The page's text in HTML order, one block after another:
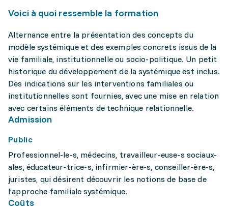
Voici à quoi ressemble la formation
Alternance entre la présentation des concepts du
modèle systémique et des exemples concrets issus de la
vie familiale, institutionnelle ou socio-politique. Un petit
historique du développement de la systémique est inclus.
Des indications sur les interventions familiales ou
institutionnelles sont fournies, avec une mise en relation
avec certains éléments de technique relationnelle.
Admission
Public
Professionnel-le-s, médecins, travailleur-euse-s sociaux-
ales, éducateur-trice-s, infirmier-ère-s, conseiller-ère-s,
juristes, qui désirent découvrir les notions de base de
l’approche familiale systémique.
Coûts